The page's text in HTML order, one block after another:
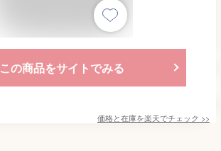
この商品をサイトでみる
価格と在庫を楽天でチェック >>